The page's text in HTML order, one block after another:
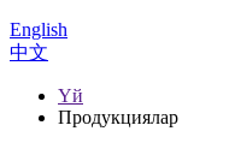
English
中文
Үй
Продукциялар